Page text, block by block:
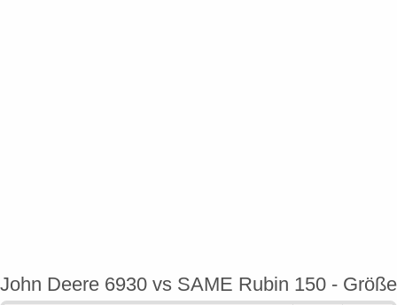
John Deere 6930 vs SAME Rubin 150 - Größe